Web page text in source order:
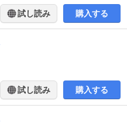
試し読み 購入する
試し読み 購入する